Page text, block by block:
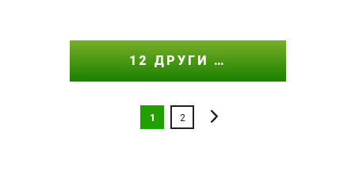
12 ДРУГИ …
1 2